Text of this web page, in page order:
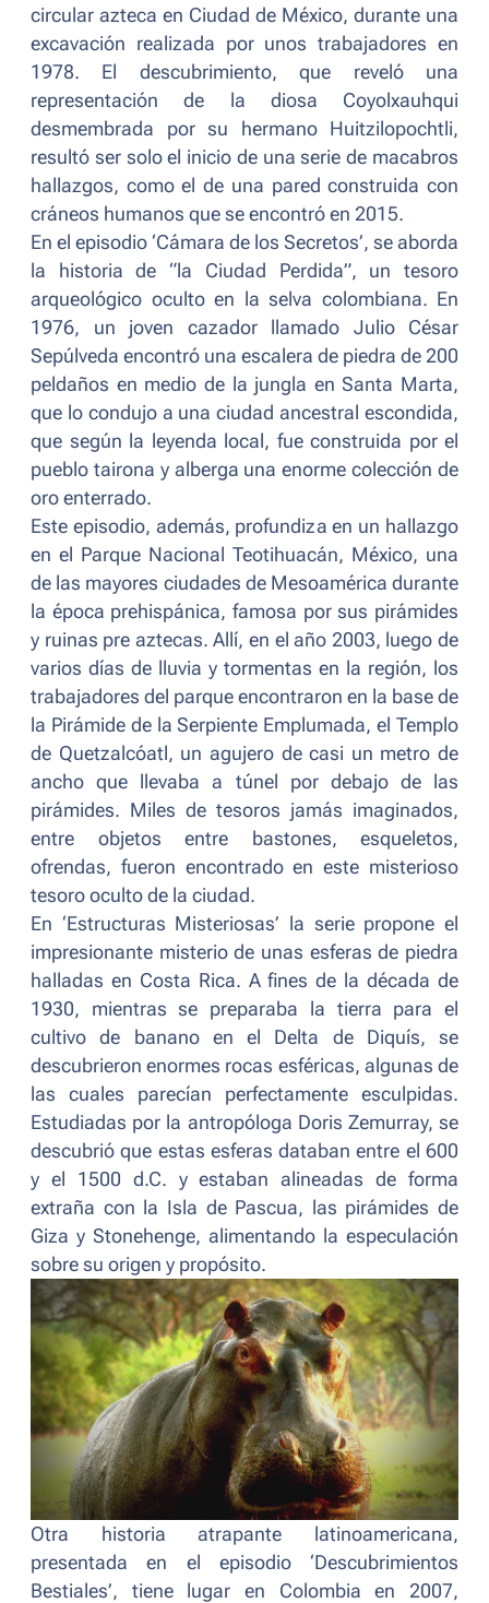
circular azteca en Ciudad de México, durante una
excavación realizada por unos trabajadores en
1978. El descubrimiento, que reveló una
representación de la diosa Coyolxauhqui
desmembrada por su hermano Huitzilopochtli,
resultó ser solo el inicio de una serie de macabros
hallazgos, como el de una pared construida con
cráneos humanos que se encontró en 2015.
En el episodio ‘Cámara de los Secretos’, se aborda
la historia de “la Ciudad Perdida”, un tesoro
arqueológico oculto en la selva colombiana. En
1976, un joven cazador llamado Julio César
Sepúlveda encontró una escalera de piedra de 200
peldaños en medio de la jungla en Santa Marta,
que lo condujo a una ciudad ancestral escondida,
que según la leyenda local, fue construida por el
pueblo tairona y alberga una enorme colección de
oro enterrado.
Este episodio, además, profundiza en un hallazgo
en el Parque Nacional Teotihuacán, México, una
de las mayores ciudades de Mesoamérica durante
la época prehispánica, famosa por sus pirámides
y ruinas pre aztecas. Allí, en el año 2003, luego de
varios días de lluvia y tormentas en la región, los
trabajadores del parque encontraron en la base de
la Pirámide de la Serpiente Emplumada, el Templo
de Quetzalcóatl, un agujero de casi un metro de
ancho que llevaba a túnel por debajo de las
pirámides. Miles de tesoros jamás imaginados,
entre objetos entre bastones, esqueletos,
ofrendas, fueron encontrado en este misterioso
tesoro oculto de la ciudad.
En ‘Estructuras Misteriosas’ la serie propone el
impresionante misterio de unas esferas de piedra
halladas en Costa Rica. A fines de la década de
1930, mientras se preparaba la tierra para el
cultivo de banano en el Delta de Diquís, se
descubrieron enormes rocas esféricas, algunas de
las cuales parecían perfectamente esculpidas.
Estudiadas por la antropóloga Doris Zemurray, se
descubrió que estas esferas databan entre el 600
y el 1500 d.C. y estaban alineadas de forma
extraña con la Isla de Pascua, las pirámides de
Giza y Stonehenge, alimentando la especulación
sobre su origen y propósito.
Otra historia atrapante latinoamericana,
presentada en el episodio ‘Descubrimientos
Bestiales’, tiene lugar en Colombia en 2007,